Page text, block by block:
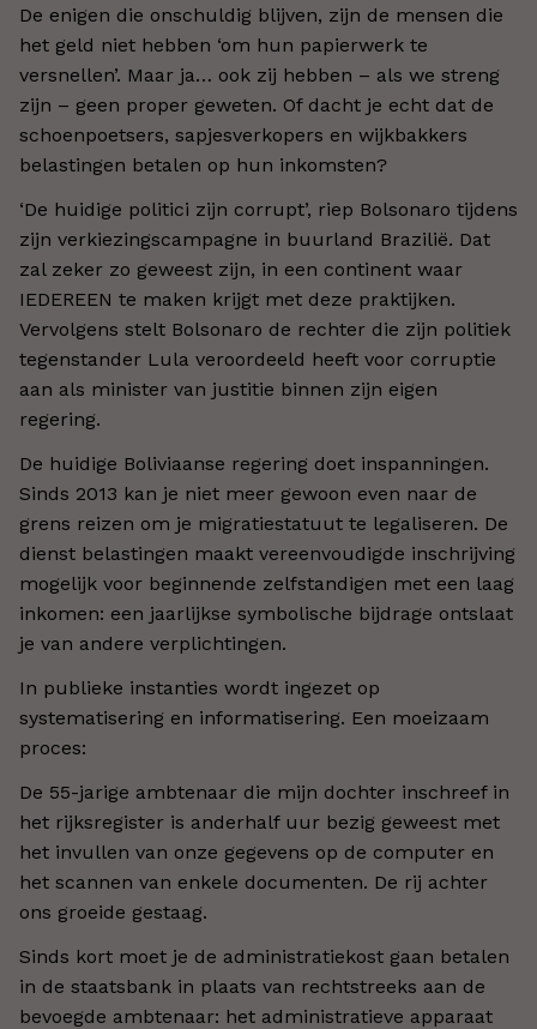
De enigen die onschuldig blijven, zijn de mensen die
het geld niet hebben ‘om hun papierwerk te
versnellen’. Maar ja… ook zij hebben – als we streng
zijn – geen proper geweten. Of dacht je echt dat de
schoenpoetsers, sapjesverkopers en wijkbakkers
belastingen betalen op hun inkomsten?
‘De huidige politici zijn corrupt’, riep Bolsonaro tijdens
zijn verkiezingscampagne in buurland Brazilië. Dat
zal zeker zo geweest zijn, in een continent waar
IEDEREEN te maken krijgt met deze praktijken.
Vervolgens stelt Bolsonaro de rechter die zijn politiek
tegenstander Lula veroordeeld heeft voor corruptie
aan als minister van justitie binnen zijn eigen
regering.
De huidige Boliviaanse regering doet inspanningen.
Sinds 2013 kan je niet meer gewoon even naar de
grens reizen om je migratiestatuut te legaliseren. De
dienst belastingen maakt vereenvoudigde inschrijving
mogelijk voor beginnende zelfstandigen met een laag
inkomen: een jaarlijkse symbolische bijdrage ontslaat
je van andere verplichtingen.
In publieke instanties wordt ingezet op
systematisering en informatisering. Een moeizaam
proces:
De 55-jarige ambtenaar die mijn dochter inschreef in
het rijksregister is anderhalf uur bezig geweest met
het invullen van onze gegevens op de computer en
het scannen van enkele documenten. De rij achter
ons groeide gestaag.
Sinds kort moet je de administratiekost gaan betalen
in de staatsbank in plaats van rechtstreeks aan de
bevoegde ambtenaar: het administratieve apparaat